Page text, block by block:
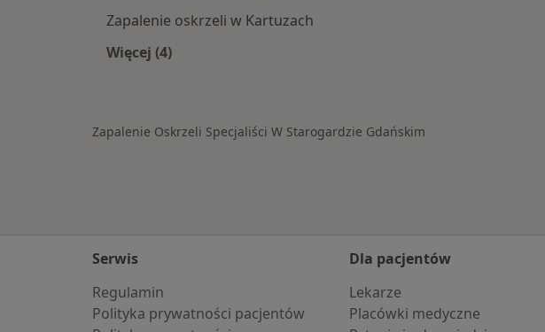
Zapalenie oskrzeli w Kartuzach
Więcej (4)
Zapalenie Oskrzeli Specjaliści W Starogardzie Gdańskim
Serwis
Regulamin
Polityka prywatności pacjentów
Dla pacjentów
Lekarze
Placówki medyczne